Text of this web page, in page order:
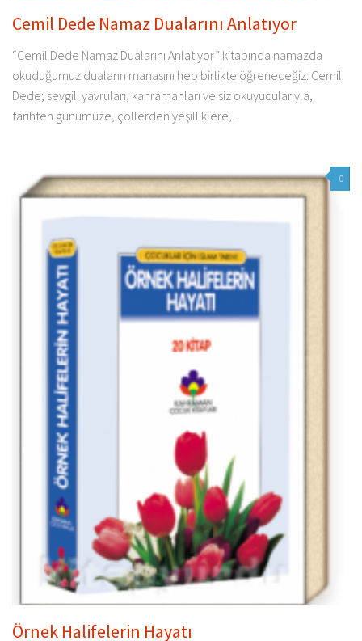
Cemil Dede Namaz Dualarını Anlatıyor
“Cemil Dede Namaz Dualarını Anlatıyor” kitabında namazda
okuduğumuz duaların manasını hep birlikte öğreneceğiz. Cemil
Dede; sevgili yavruları, kahramanları ve siz okuyucularıyla,
tarihten günümüze, çöllerden yeşilliklere,...
0
Örnek Halifelerin Hayatı